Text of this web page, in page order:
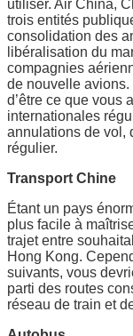
utiliser. Air China,
trois entités
consolidation des
libéralisation du
compagnies
de nouvelle avions.
d’être ce que vous
internationales
annulations de vol,
régulier.
Transport Chine
Étant un pays
plus facile à
trajet entre
Hong Kong.
suivants, vous
parti des routes
réseau de train et